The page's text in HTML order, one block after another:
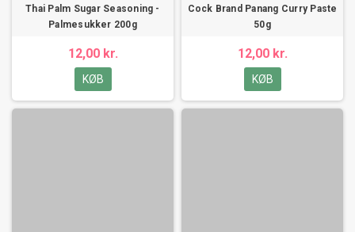
Thai Palm Sugar Seasoning -
Palmesukker 200g
12,00 kr.
KØB
Cock Brand Panang Curry Paste
50g
12,00 kr.
KØB